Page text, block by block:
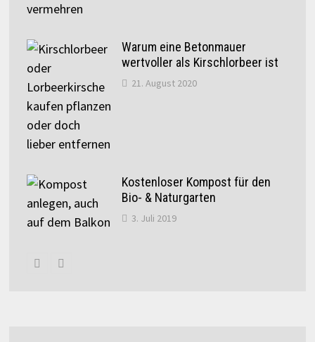
Warum eine Betonmauer
wertvoller als Kirschlorbeer ist
21. August 2020
Kostenloser Kompost für den
Bio- & Naturgarten
3. Juli 2019